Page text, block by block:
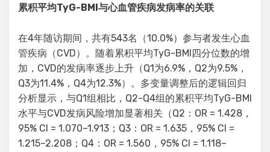
累积平均TyG-BMI与心血管疾病发病率的关联
在4年随访期间，共有543名（10.0%）参与者发生心血
管疾病（CVD）。随着累积平均TyG-BMI四分位数的增
加，CVD的发病率逐步上升（Q1为6.9%，Q2为9.5%，
Q3为11.4%，Q4为12.3%）。多变量调整后的逻辑回归
分析显示，与Q1组相比，Q2-Q4组的累积平均TyG-BMI
水平与CVD发病风险增加显著相关（Q2：OR = 1.428，
95% CI = 1.070–1.913；Q3：OR = 1.635，95% CI =
1.215–2.208；Q4：OR = 1.560，95% CI = 1.118–